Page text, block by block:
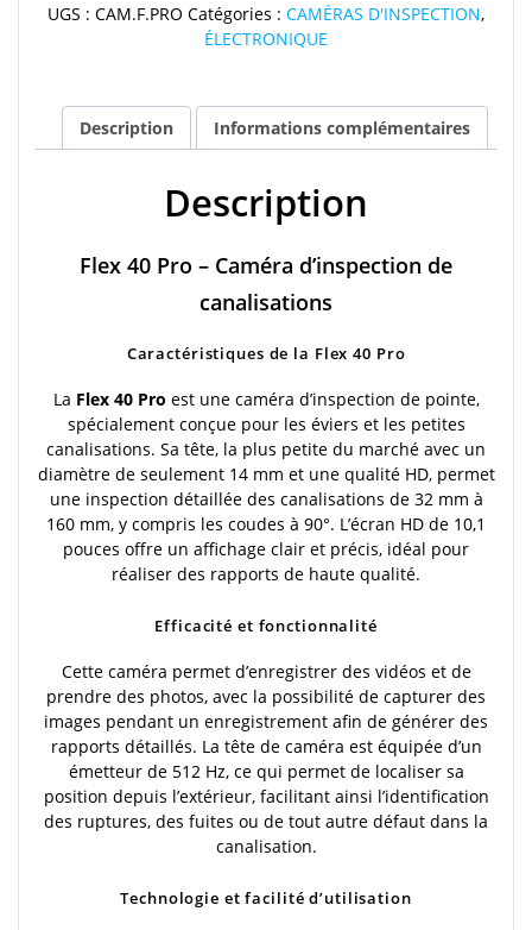
UGS : CAM.F.PRO Catégories : CAMÉRAS D'INSPECTION,
ÉLECTRONIQUE
Description Informations complémentaires
Description
Flex 40 Pro – Caméra d’inspection de
canalisations
Caractéristiques de la Flex 40 Pro
La Flex 40 Pro est une caméra d’inspection de pointe,
spécialement conçue pour les éviers et les petites
canalisations. Sa tête, la plus petite du marché avec un
diamètre de seulement 14 mm et une qualité HD, permet
une inspection détaillée des canalisations de 32 mm à
160 mm, y compris les coudes à 90°. L’écran HD de 10,1
pouces offre un affichage clair et précis, idéal pour
réaliser des rapports de haute qualité.
Efficacité et fonctionnalité
Cette caméra permet d’enregistrer des vidéos et de
prendre des photos, avec la possibilité de capturer des
images pendant un enregistrement afin de générer des
rapports détaillés. La tête de caméra est équipée d’un
émetteur de 512 Hz, ce qui permet de localiser sa
position depuis l’extérieur, facilitant ainsi l’identification
des ruptures, des fuites ou de tout autre défaut dans la
canalisation.
Technologie et facilité d’utilisation